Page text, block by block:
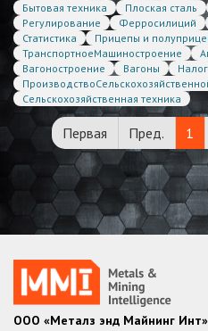
Бытовая техника
Плоская сталь
Регулирование
Ферросилиций
Статистика
Прицепы и
ТранспортноеМашиностроение
Вагоностроение
Вагоны Налог
Сельскохозяйственная техника
Первая Пред. 1
ООО «Металз энд Майнинг Инт»